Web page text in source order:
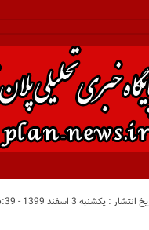
انتشار : یکشنبه 3 اسفند 1399 - 16:39